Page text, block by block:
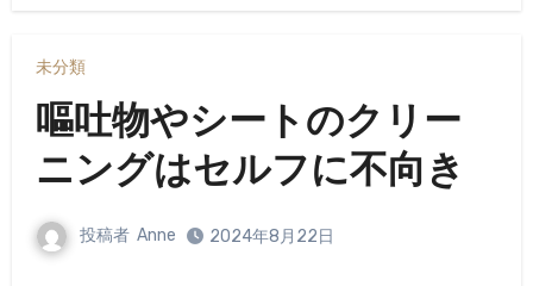
未分類
嘔吐物やシートのクリー
ニングはセルフに不向き
投稿者 Anne 2024年8月22日